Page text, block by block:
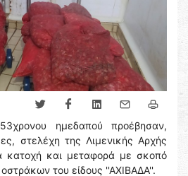
ημεδαπού προέβησαν,
στελέχη της Λιμενικής Αρχής
κατοχή και μεταφορά με σκοπό
του είδους ''ΑΧΙΒΑΔΑ''.